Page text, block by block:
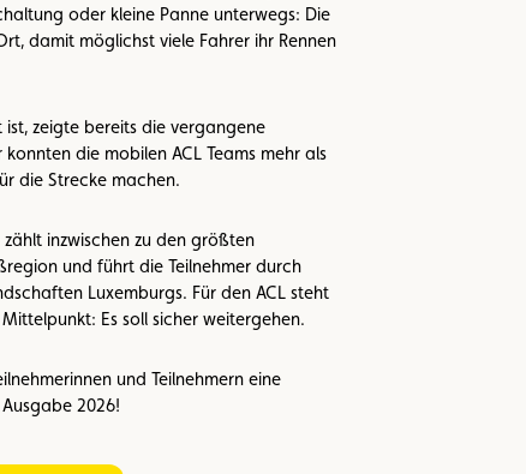
oder kleine Panne unterwegs: Die
damit möglichst viele Fahrer ihr Rennen
zeigte bereits die vergangene
die mobilen ACL Teams mehr als
die Strecke machen.
inzwischen zu den größten
und führt die Teilnehmer durch
Luxemburgs. Für den ACL steht
Es soll sicher weitergehen.
und Teilnehmern eine
2026!